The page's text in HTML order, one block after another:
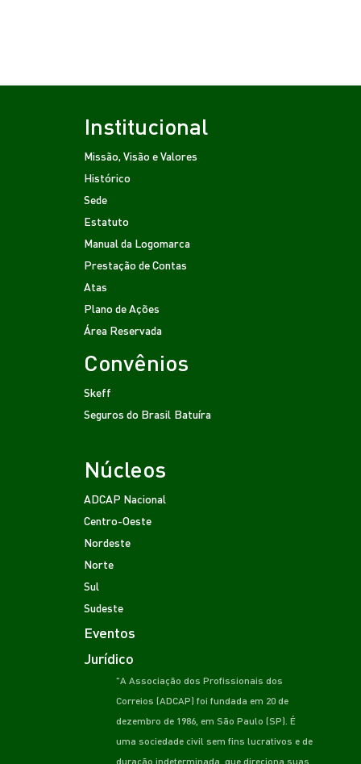
Institucional
Missão, Visão e Valores
Histórico
Sede
Estatuto
Manual da Logomarca
Prestação de Contas
Atas
Plano de Ações
Área Reservada
Convênios
Skeff
Seguros do Brasil Batuíra
Núcleos
ADCAP Nacional
Centro-Oeste
Nordeste
Norte
Sul
Sudeste
Eventos
Jurídico
"A Associação dos Profissionais dos
Correios (ADCAP) foi fundada em 20 de
dezembro de 1986, em São Paulo (SP). É
uma sociedade civil sem fins lucrativos e de
duração indeterminada, que direciona suas